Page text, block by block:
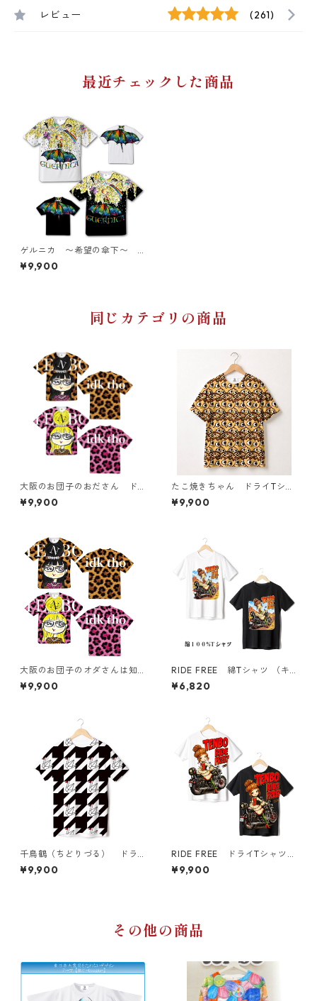
レビュー (261)
最近チェックした商品
ゲルニカ 〜希望の傘下〜
ドライTシャツ（大人XL〜キッ
ズサイズ）
¥9,900
同じカテゴリの商品
大阪のお団子のおださん ド
ライTシャツ （キッズ〜大人X
L）
¥9,900
たこ焼きちゃん ドライTシャ
ツ （キッズ〜大人XL）
¥9,900
大阪のお団子のオダさんは知
らんけど ドライTシャツ
¥9,900
RIDE FREE 綿Tシャツ （キ
ッズ〜大人XL）
¥6,820
千鳥鶴（ちどりづる） ドラ
イTシャツ （キッズ〜大人X
L）
¥9,900
RIDE FREE ドライTシャツ
（キッズ〜大人XL）
¥9,900
その他の商品